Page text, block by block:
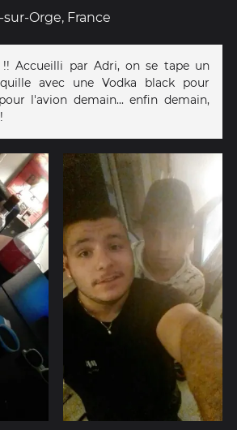
Orge, France
Accueilli par Adri, on se tape un
avec une Vodka black pour
l'avion demain... enfin demain,